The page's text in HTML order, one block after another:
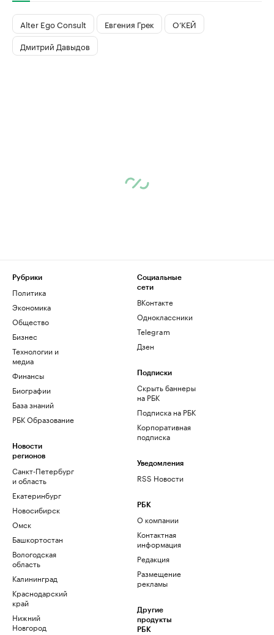
Alter Ego Consult Евгения Грек
О’КЕЙ
Дмитрий Давыдов
Рубрики
Политика
Экономика
Общество
Бизнес
Технологии и
медиа
Финансы
Биографии
База знаний
РБК Образование
Новости
регионов
Санкт-Петербург
и область
Екатеринбург
Новосибирск
Омск
Башкортостан
Вологодская
область
Калининград
Краснодарский
край
Нижний
Новгород
Социальные
сети
ВКонтакте
Одноклассники
Telegram
Дзен
Подписки
Скрыть баннеры
на РБК
Подписка на РБК
Корпоративная
подписка
Уведомления
RSS Новости
РБК
О компании
Контактная
информация
Редакция
Размещение
рекламы
Другие
продукты
РБК